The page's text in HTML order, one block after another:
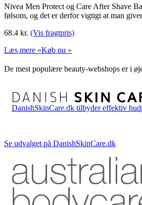
Nivea Men Protect og Care After Shave
følsom, og det er derfor vigtigt at man
68.4 kr. (Vis fragtpris)
Læs mere »Køb nu »
De mest populære beauty-webshops er i
DanishSkinCare.dk tilbyder effektiv
Se udvalget på DanishSkinCare.dk